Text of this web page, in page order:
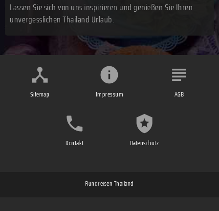
Lassen Sie sich von uns inspirieren und genießen Sie Ihren
unvergesslichen Thailand Urlaub.
Sitemap Impressum AGB
Kontakt Datenschutz
Rundreisen Thailand